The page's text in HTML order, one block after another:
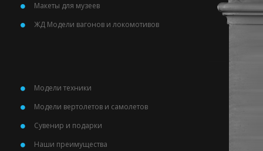
Макеты для музеев
ЖД Модели вагонов и локомотивов
Модели техники
Модели вертолетов и самолетов
Сувенир и подарки
Наши преимущества